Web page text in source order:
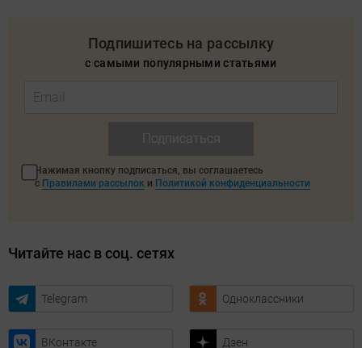
Подпишитесь на рассылку
с самыми популярными статьями
Нажимая кнопку подписаться, вы соглашаетесь
с Правилами рассылок и Политикой конфиденциальности
Читайте нас в соц. сетях
Telegram Одноклассники
ВКонтакте Дзен